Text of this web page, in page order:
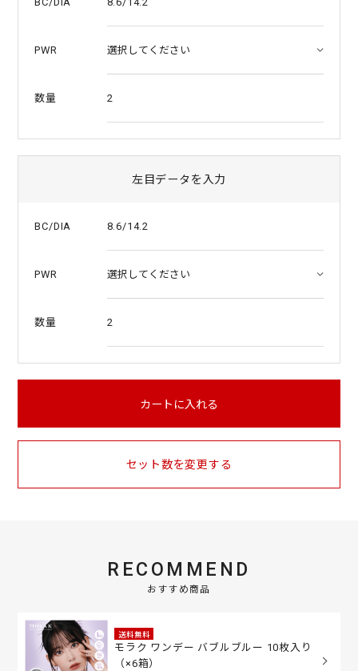
n
PWR
数量 2
左目データを入力
BC/DIA 8.6/14.2
PWR
数量 2
カートに入れる
セット数を変更する
RECOMMEND
おすすめ商品
送料無料
モラク ワンデー バブルブルー 10枚入り
（×6箱）